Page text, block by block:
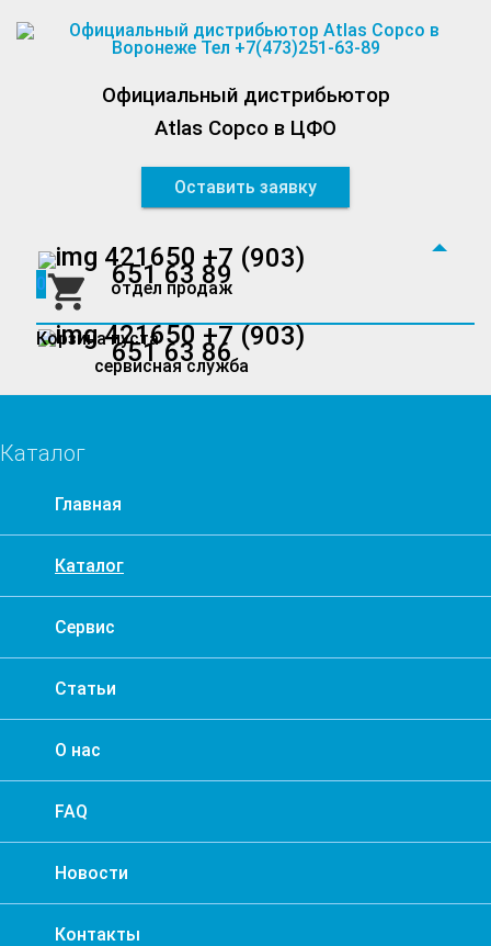
Официальный дистрибьютор
Atlas Copco в ЦФО
Оставить заявку
+7 (903)
651 63 89
отдел продаж
+7 (903)
651 63 86
сервисная служба
0
Корзина пуста
Каталог
Главная
Каталог
Сервис
Статьи
О нас
FAQ
Новости
Контакты